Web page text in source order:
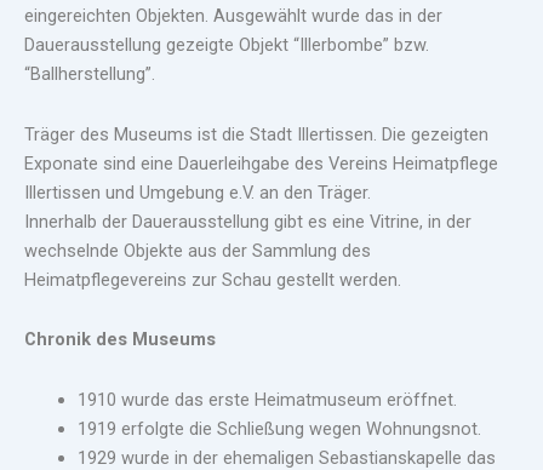
eingereichten Objekten. Ausgewählt wurde das in der
Dauerausstellung gezeigte Objekt “Illerbombe” bzw.
“Ballherstellung”.
Träger des Museums ist die Stadt Illertissen. Die gezeigten
Exponate sind eine Dauerleihgabe des Vereins Heimatpflege
Illertissen und Umgebung e.V. an den Träger.
Innerhalb der Dauerausstellung gibt es eine Vitrine, in der
wechselnde Objekte aus der Sammlung des
Heimatpflegevereins zur Schau gestellt werden.
Chronik des Museums
1910 wurde das erste Heimatmuseum eröffnet.
1919 erfolgte die Schließung wegen Wohnungsnot.
1929 wurde in der ehemaligen Sebastianskapelle das